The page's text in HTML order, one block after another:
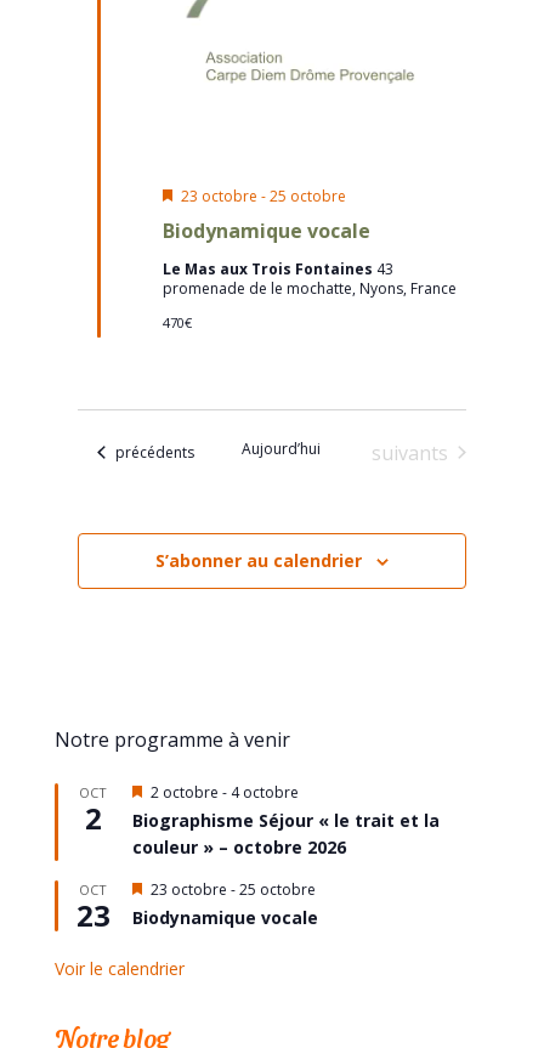
Biodynamique vocale
Mis
avant
23 octobre -25 octobre
Le Mas aux Trois Fontaines 43
promenade de le mochatte, Nyons, France
470€
Évènements
précédents Aujourd’hui Évènements
suivants
S’abonner au calendrier
Notre programme à venir
OCT
2
Mis
avant
2 octobre - 4 octobre
Biographisme Séjour « le trait et la
couleur » – octobre 2026
OCT
23
Mis
avant
23 octobre -25 octobre
Biodynamique vocale
Voir le calendrier
Notre blog